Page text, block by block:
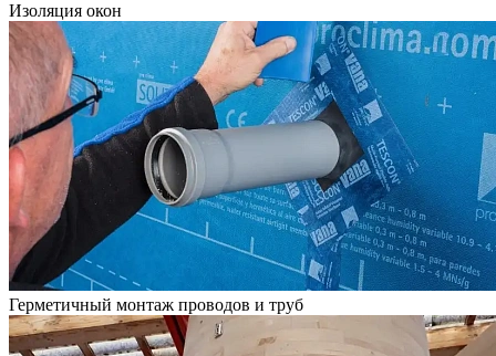
Изоляция окон
Герметичный монтаж проводов и труб